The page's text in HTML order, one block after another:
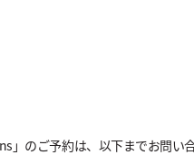
のご予約は、以下までお問い